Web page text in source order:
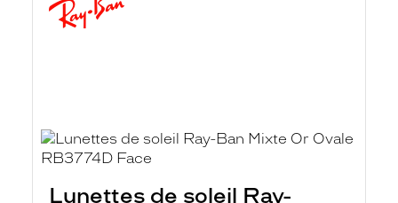
Lunettes de soleil Ray-